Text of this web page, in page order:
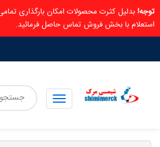
توجه!بدلیل کثرت محصولات امکان بارگذاری تمامی
استعلام با بخش فروش تماس حاصل فرمائید.